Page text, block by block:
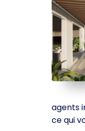
agents
ce qui